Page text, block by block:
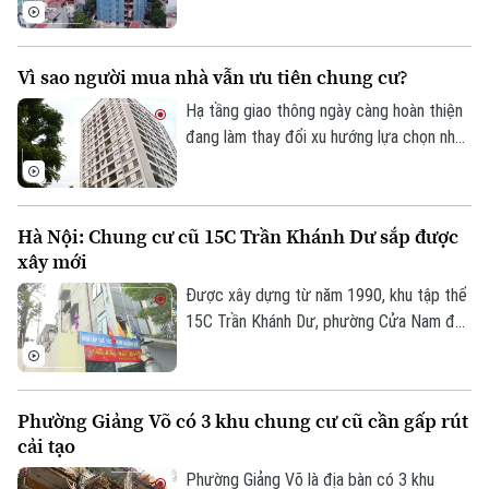
Tư vấn sức khỏe
Quần vợt
Golf
Sao
Điện ảnh
Thời trang
Âm nhạc
Vì sao người mua nhà vẫn ưu tiên chung cư?
Hạ tầng giao thông ngày càng hoàn thiện
đang làm thay đổi xu hướng lựa chọn nhà
nhờ đáp ứng tốt nhu cầu ở thực và hưởng
Hà Nội: Chung cư cũ 15C Trần Khánh Dư sắp được
xây mới
Được xây dựng từ năm 1990, khu tập thể
15C Trần Khánh Dư, phường Cửa Nam đã
nhiều hạng mục của công trình đã xuống
sinh hoạt của cư dân.
Phường Giảng Võ có 3 khu chung cư cũ cần gấp rút
cải tạo
Phường Giảng Võ là địa bàn có 3 khu